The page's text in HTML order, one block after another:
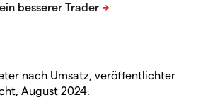
nach Umsatz, veröffentlichter
August 2024.